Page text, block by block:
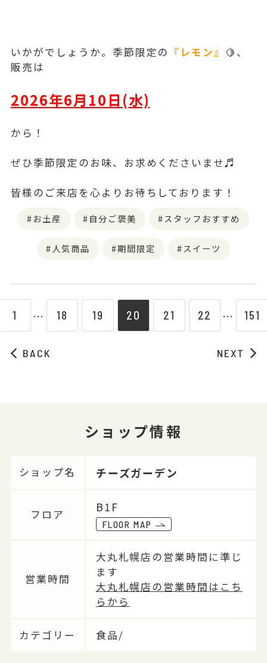
いかがでしょうか。季節限定の 『レモン』 🍋、
販売は
2026年6月10日(水)
から！
ぜひ季節限定のお味、お求めくださいませ♬
皆様のご来店を心よりお待ちしております！
お土産 自分ご褒美 スタッフおすすめ
人気商品 期間限定 スイーツ
BACK
1 ⋯ 18 19 20 21 22 ⋯ 151
NEXT
ショップ情報
ショップ名 チーズガーデン
フロア
B1F
FLOOR MAP
営業時間
大丸札幌店の営業時間に準じ
ます
大丸札幌店の営業時間はこち
らから
カテゴリー 食品/